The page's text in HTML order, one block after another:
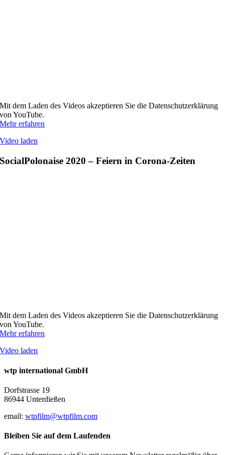
Mit dem Laden des Videos akzeptieren Sie die Datenschutzerklärung
von YouTube.
Mehr erfahren
Video laden
SocialPolonaise 2020 – Feiern in Corona-Zeiten
Mit dem Laden des Videos akzeptieren Sie die Datenschutzerklärung
von YouTube.
Mehr erfahren
Video laden
wtp international GmbH
Dorfstrasse 19
86944 Unterdießen
email: wtpfilm@wtpfilm.com
Bleiben Sie auf dem Laufenden